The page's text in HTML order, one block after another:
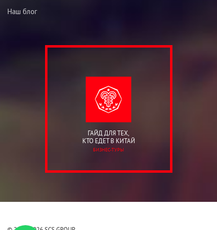
Наш блог
ГАЙД ДЛЯ ТЕХ,
КТО ЕДЕТ В КИТАЙ
БИЗНЕС-ТУРЫ